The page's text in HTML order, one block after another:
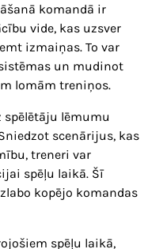
komandā ir
vide, kas uzsver
izmaiņas. To var
un mudinot
lomām treniņos.
lēmumu
scenārijus, kas
treneri var
spēļu laikā. Šī
kopējo komandas
spēļu laikā,